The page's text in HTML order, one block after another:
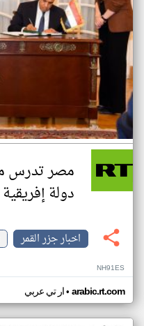
مصر تدرس
دولة إفريقية
اخبار جزر القمر
NH91ES
ار تي عربي• arabic.rt.com